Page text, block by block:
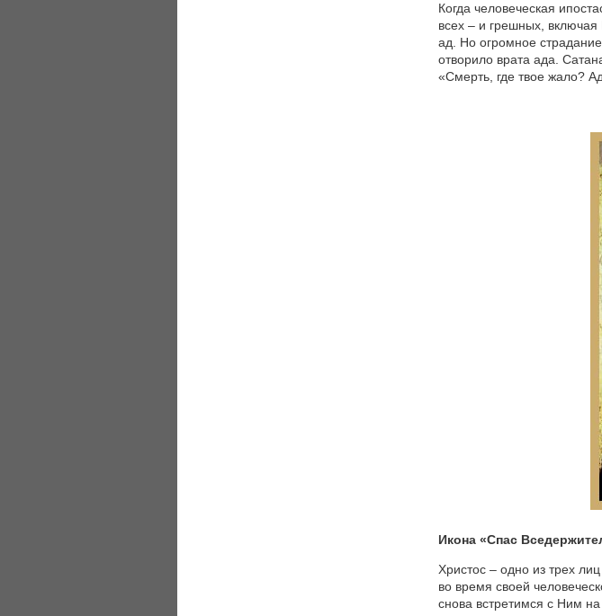
Когда человеческая
всех – и грешных,
ад. Но огромное
отворило врата ада.
«Смерть, где твое жало?
Икона «Спас
Христос – одно из трех
во время своей
снова встретимся с Ним